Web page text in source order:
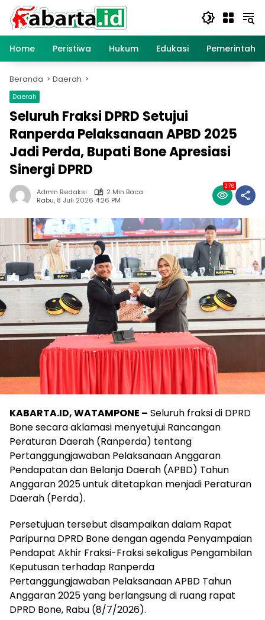
Langsung
konten
Home
Peristiwa Hukum Edukasi
Beranda Daerah
Daerah
Seluruh Fraksi DPRD Setujui
Ranperda Pelaksanaan APBD 2025
Jadi Perda, Bupati Bone Apresiasi
Sinergi DPRD
Admin Redaksi
2 Min Baca
Rabu, 8 Juli 2026 4:26 PM
276
KABARTA.ID, WATAMPONE – Seluruh fraksi di DPRD
Bone secara aklamasi menyetujui Rancangan
Peraturan Daerah (Ranperda) tentang
Pertanggungjawaban Pelaksanaan Anggaran
Pendapatan dan Belanja Daerah (APBD) Tahun
Anggaran 2025 untuk ditetapkan menjadi Peraturan
Daerah (Perda).
Persetujuan tersebut disampaikan dalam Rapat
Paripurna DPRD Bone dengan agenda Penyampaian
Pendapat Akhir Fraksi-Fraksi sekaligus Pengambilan
Keputusan terhadap Ranperda
Pertanggungjawaban Pelaksanaan APBD Tahun
Anggaran 2025 yang berlangsung di ruang rapat
DPRD Bone, Rabu (8/7/2026).